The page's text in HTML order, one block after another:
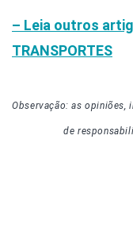
– Leia outros
TRANSPORTES
Observação: as opiniões,
de